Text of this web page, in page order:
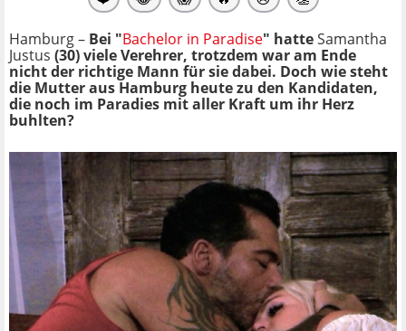
Hamburg – Bei "Bachelor in Paradise" hatteSamantha
Justus (30) viele Verehrer, trotzdem war am Ende
nicht der richtige Mann für sie dabei. Doch wie steht
die Mutter aus Hamburg heute zu den Kandidaten,
die noch im Paradies mit aller Kraft um ihr Herz
buhlten?